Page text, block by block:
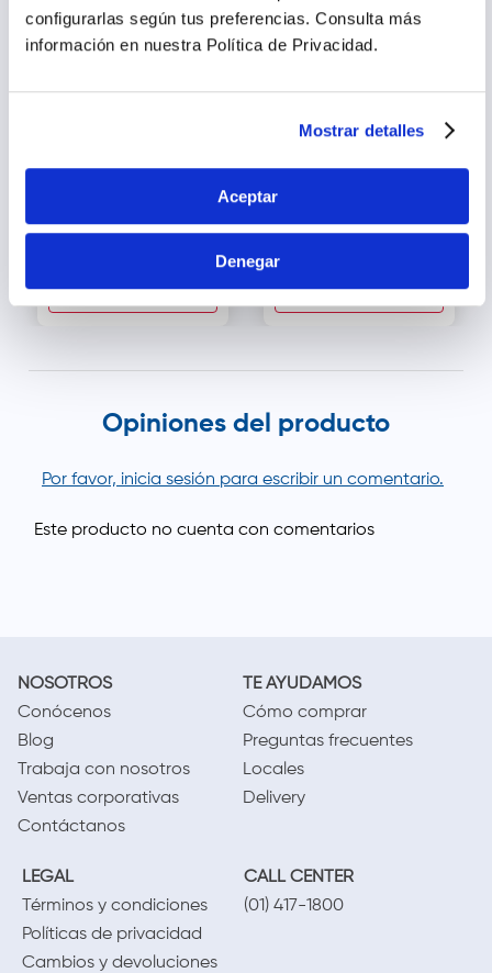
configurarlas según tus preferencias. Consulta más
información en nuestra Política de Privacidad.
Mostrar detalles
Aceptar
Denegar
Agregar Agregar
Opiniones del producto
Por favor, inicia sesión para escribir un comentario.
NOSOTROS
Conócenos
Blog
Trabaja con nosotros
Ventas corporativas
Contáctanos
TE AYUDAMOS
Cómo comprar
Preguntas frecuentes
Locales
Delivery
LEGAL
Términos y condiciones
Políticas de privacidad
Cambios y devoluciones
CALL CENTER
(01) 417-1800